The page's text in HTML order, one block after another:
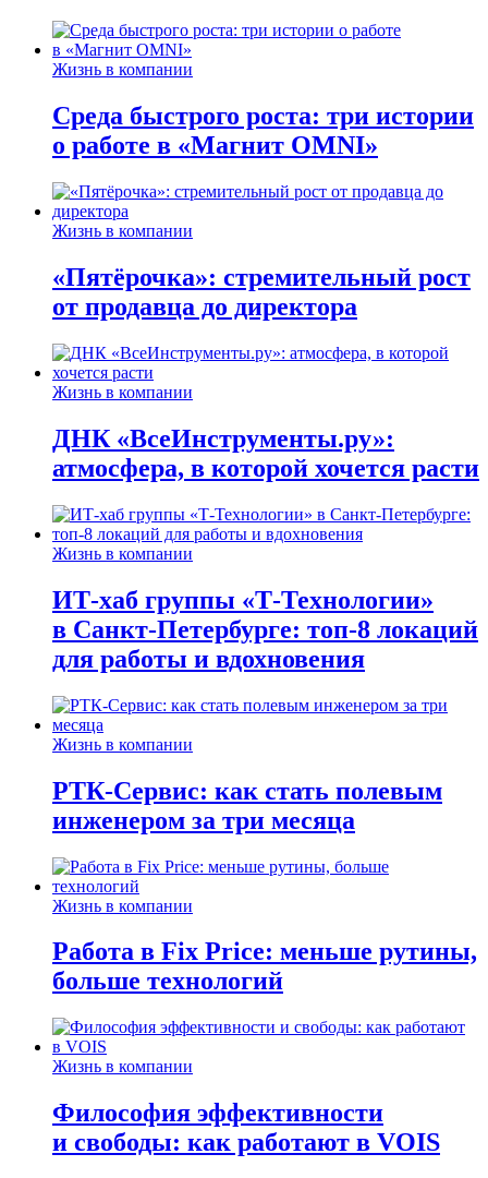
Жизнь в компании
Среда быстрого роста: три истории
о работе в «Магнит OMNI»
Жизнь в компании
«Пятёрочка»: стремительный рост
от продавца до директора
Жизнь в компании
ДНК «ВсеИнструменты.ру»:
атмосфера, в которой хочется расти
Жизнь в компании
ИТ-хаб группы «Т-Технологии»
в Санкт-Петербурге: топ-8 локаций
для работы и вдохновения
Жизнь в компании
РТК-Сервис: как стать полевым
инженером за три месяца
Жизнь в компании
Работа в Fix Price: меньше рутины,
больше технологий
Жизнь в компании
Философия эффективности
и свободы: как работают в VOIS